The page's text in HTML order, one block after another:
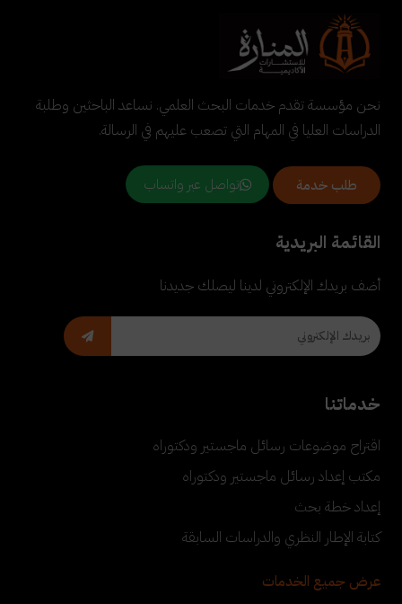
نحن مؤسسة تقدم خدمات البحث العلمي. نساعد الباحثين وطلبة
الدراسات العليا في المهام التي تصعب عليهم في الرسالة.
طلب خدمة تواصل عبر واتساب
القائمة البريدية
أضف بريدك الإلكتروني لدينا ليصلك جديدنا
خدماتنا
اقتراح موضوعات رسائل ماجستير ودكتوراه
مكتب إعداد رسائل ماجستير ودكتوراه
إعداد خطة بحث
كتابة الإطار النظري والدراسات السابقة
عرض جميع الخدمات